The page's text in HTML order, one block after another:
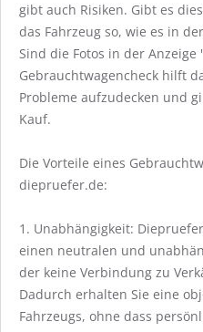
gibt auch Risiken. Gibt es
das Fahrzeug so, wie es in
Sind die Fotos in der
Gebrauchtwagencheck hilft
Probleme aufzudecken und
Kauf.
Die Vorteile eines
diepruefer.de:
1. Unabhängigkeit:
einen neutralen und
der keine Verbindung zu
Dadurch erhalten Sie eine
Fahrzeugs, ohne dass